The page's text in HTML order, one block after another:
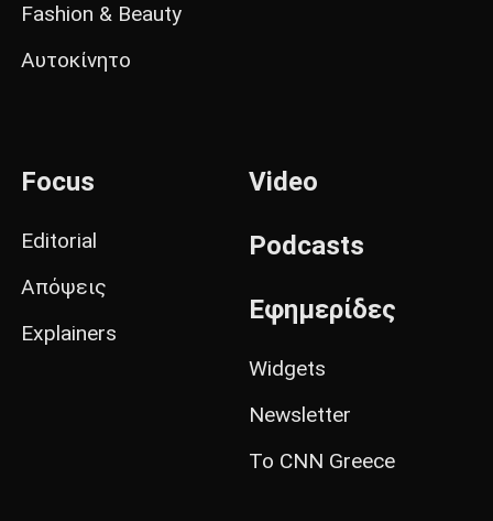
Fashion & Beauty
Αυτοκίνητο
Focus
Editorial
Απόψεις
Explainers
Video
Podcasts
Εφημερίδες
Widgets
Newsletter
Το CNN Greece